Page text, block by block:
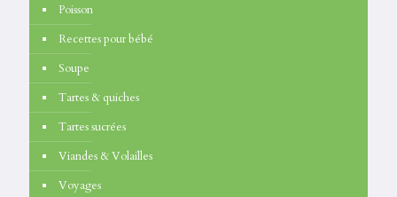
Poisson
Recettes pour bébé
Soupe
Tartes & quiches
Tartes sucrées
Viandes & Volailles
Voyages